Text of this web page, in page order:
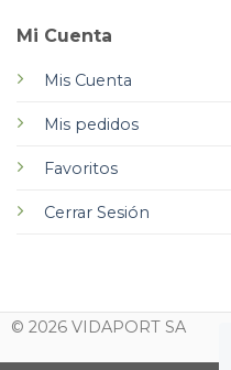
Mi Cuenta
Mis Cuenta
Mis pedidos
Favoritos
Cerrar Sesión
© 2026 VIDAPORT SA